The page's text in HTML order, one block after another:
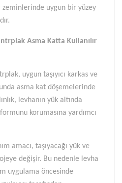
zeminlerinde uygun bir yüzey
Asma Katta Kullanılır
uygun taşıyıcı karkas ve
asma kat döşemelerinde
levhanın yük altında
korumasına yardımcı
amacı, taşıyacağı yük ve
değişir. Bu nedenle levha
uygulama öncesinde